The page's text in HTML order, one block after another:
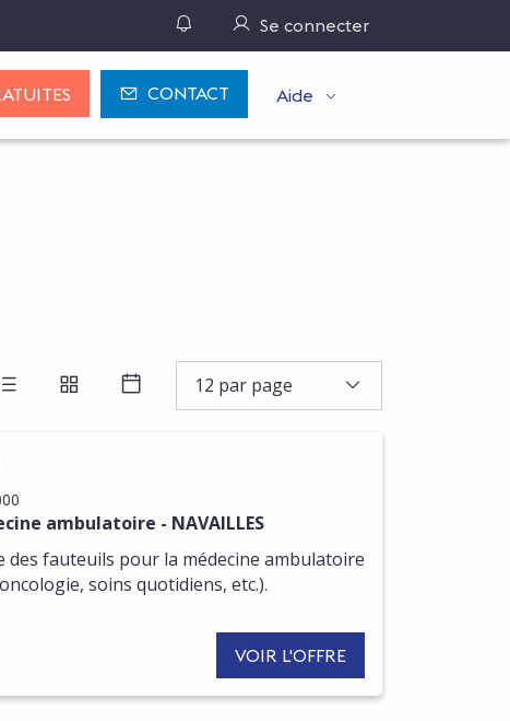
Gérer ses notifications
Se connecter
CONTACT Aide
LA RECHERCHE
AFFICHER LES RÉSULTATS EN LISTE
AFFICHER LES RÉSULTATS EN BLOCS
AFFICHER LES RÉSULTATS SOUS
12 par page
DE CETTE OFFRE
ambulatoire - NAVAILLES
des fauteuils pour la médecine ambulatoire
soins quotidiens, etc.).
VOIR L'OFFRE